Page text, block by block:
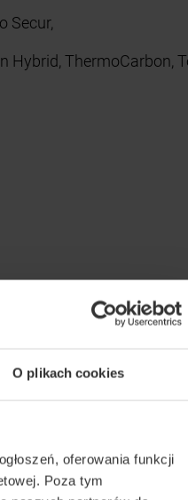
O plikach cookies
oferowania funkcji
Poza tym
Secur,
Hybrid, ThermoCarbon,
się z bramy